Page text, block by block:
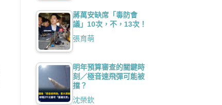
蔣萬安缺席「毒防會
議」10次，不，13次！
張育萌
明年預算審查的關鍵時
刻／極音速飛彈可能被
擋？
沈榮欽